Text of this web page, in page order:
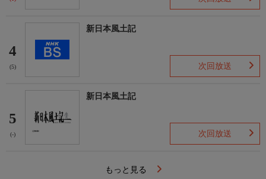
4
(5)
新日本風土記
次回放送
5
(-)
新日本風土記
次回放送
もっと見る